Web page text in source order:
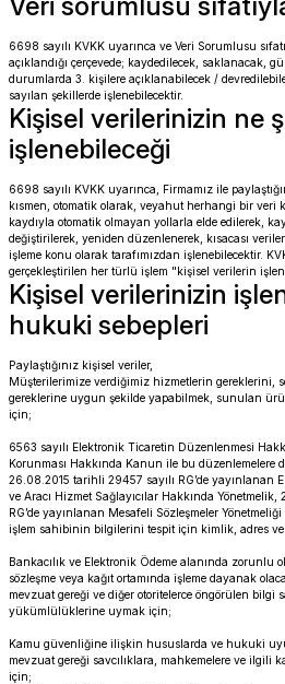
R
R
R
R
R
R
FAT
FAT
NC-
X-
V7
V7 II
V7 III
V9
V85
YZF
YZF
YZF
YZF
6698 sayılı KVKK uyarınca ve Veri Sorumlusu
açıklandığı çerçevede; kaydedilecek, saklanacak,
durumlarda 3. kişilere açıklanabilecek /
sayılan şekillerde işlenebilecektir.
Kişisel verilerinizin ne
işlenebileceği
6698 sayılı KVKK uyarınca, Firmamız ile
kısmen, otomatik olarak, veyahut herhangi bir veri
kaydıyla otomatik olmayan yollarla elde edilerek,
değiştirilerek, yeniden düzenlenerek, kısacası
işleme konu olarak tarafımızdan işlenebilecektir.
gerçekleştirilen her türlü işlem "kişisel verilerin
Kişisel verilerinizin
hukuki sebepleri
Paylaştığınız kişisel veriler,
Müşterilerimize verdiğimiz hizmetlerin gereklerini,
gereklerine uygun şekilde yapabilmek, sunulan
için;
6563 sayılı Elektronik Ticaretin Düzenlenmesi
Korunması Hakkında Kanun ile bu düzenlemelere
26.08.2015 tarihli 29457 sayılı RG’de yayınlanan
ve Aracı Hizmet Sağlayıcılar Hakkında Yönetmelik,
RG’de yayınlanan Mesafeli Sözleşmeler
işlem sahibinin bilgilerini tespit için kimlik, adres
Bankacılık ve Elektronik Ödeme alanında zorunlu
sözleşme veya kağıt ortamında işleme dayanak
mevzuat gereği ve diğer otoritelerce öngörülen bilgi
yükümlülüklerine uymak için;
Kamu güvenliğine ilişkin hususlarda ve hukuki
mevzuat gereği savcılıklara, mahkemelere ve ilgili
için;